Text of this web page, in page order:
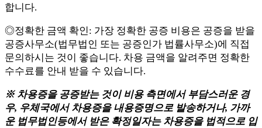
합니다.
◎정확한 금액 확인: 가장 정확한 공증 비용은 공증을 받을
공증사무소(법무법인 또는 공증인가 법률사무소)에 직접
문의하시는 것이 좋습니다. 차용 금액을 알려주면 정확한
수수료를 안내 받을 수 있습니다.
※ 차용증을 공증받는 것이 비용 측면에서 부담스러운 경
우, 우체국에서 차용증을 내용증명으로 발송하거나, 가까
운 법무법인등에서 받은 확정일자는 차용증을 법적으로 입